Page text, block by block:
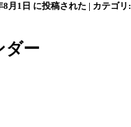
8月1日 に投稿された カテゴリ:
ダー